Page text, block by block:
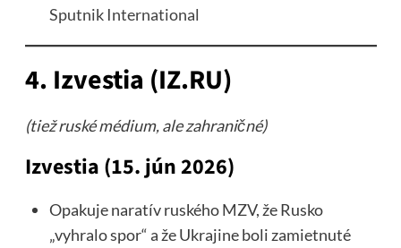
Sputnik International
4. Izvestia (IZ.RU)
(tiež ruské médium, ale zahraničné)
Izvestia (15. jún 2026)
Opakuje naratív ruského MZV, že Rusko
„vyhralo spor“ a že Ukrajine boli zamietnuté